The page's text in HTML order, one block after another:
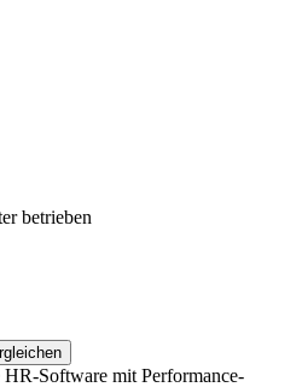
betrieben
Software mit Performance-